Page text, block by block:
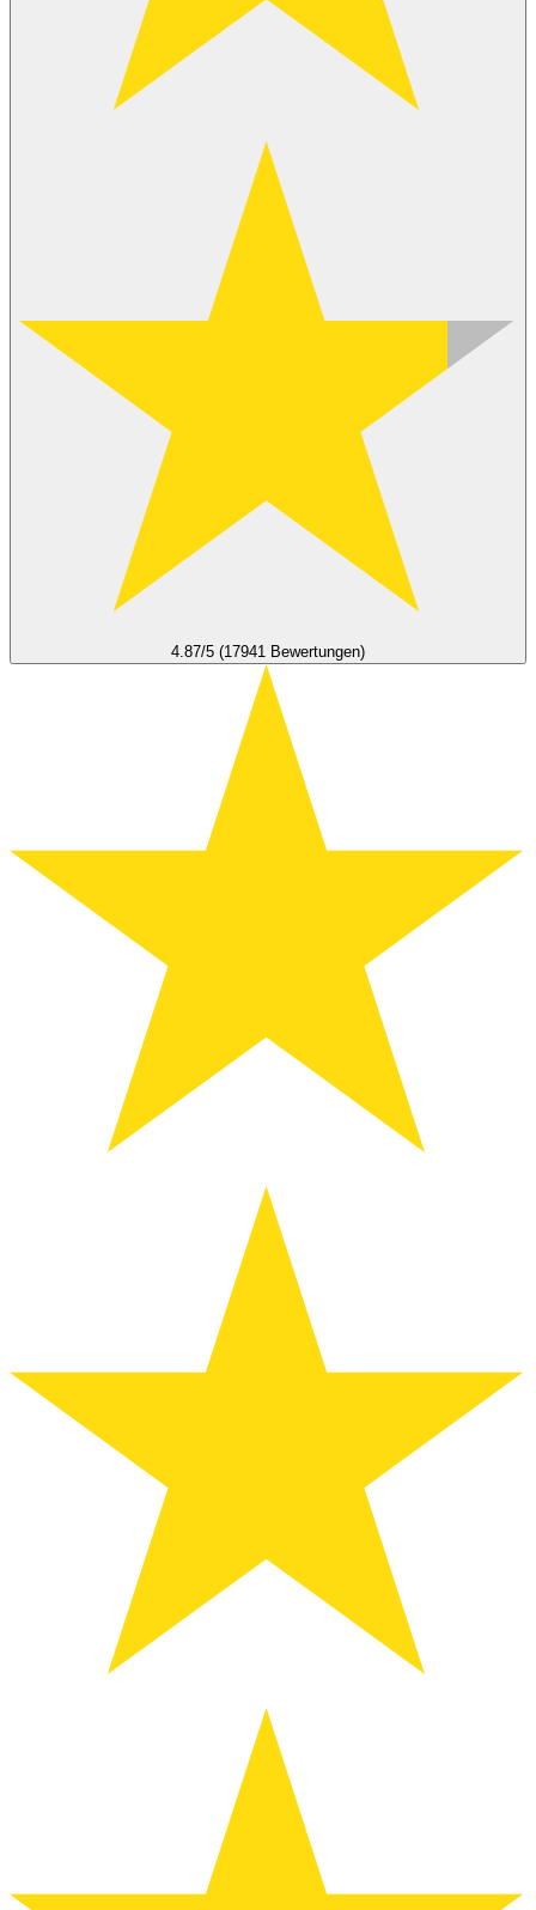
4.87/5 (17941 Bewertungen)